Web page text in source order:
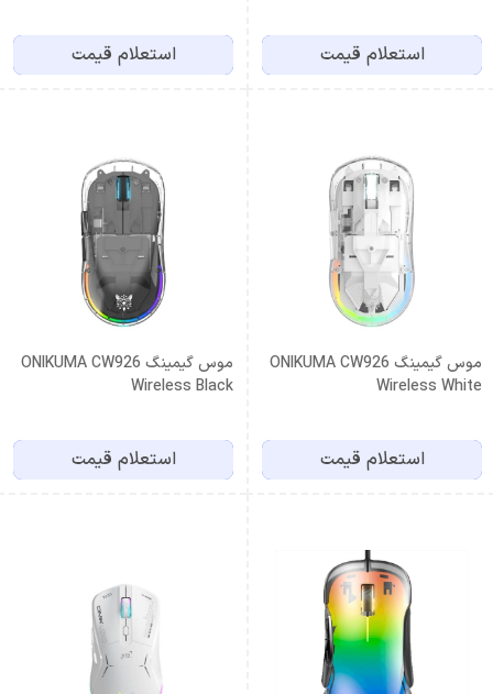
استعلام قیمت استعلام قیمت
موس گیمینگ ONIKUMA CW926
Wireless White
استعلام قیمت
موس گیمینگ ONIKUMA CW926
Wireless Black
استعلام قیمت